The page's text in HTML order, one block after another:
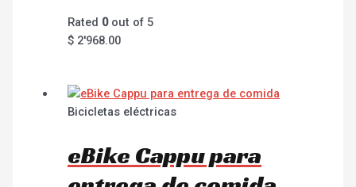
Rated 0out of 5
$ 2'968.00
Bicicletas eléctricas
eBike Cappu para